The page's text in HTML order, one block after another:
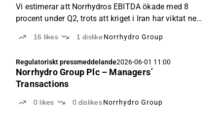
Vi estimerar att Norrhydros EBITDA ökade med 8
procent under Q2, trots att kriget i Iran har viktat ned
estimat.
16 likes 1dislike Norrhydro Group
Regulatoriskt pressmeddelande2026-06-01 11:00
Norrhydro Group Plc – Managers´
Transactions
0 likes 0 dislikes Norrhydro Group